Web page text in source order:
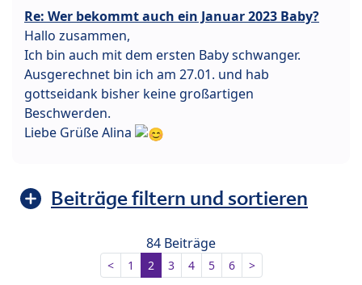
Re: Wer bekommt auch ein Januar 2023 Baby?
Hallo zusammen,
Ich bin auch mit dem ersten Baby schwanger.
Ausgerechnet bin ich am 27.01. und hab
gottseidank bisher keine großartigen
Beschwerden.
Liebe Grüße Alina
Beiträge filtern und sortieren
84 Beiträge
< 1 2 3 4 5 6 >